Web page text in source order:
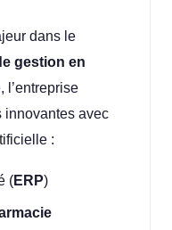
dans le
gestion en
l’entreprise
innovantes avec
:
(ERP)